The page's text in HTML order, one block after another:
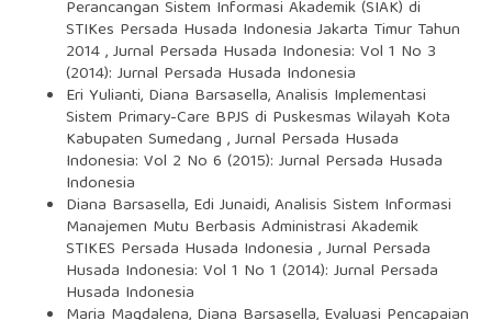
Perancangan Sistem Informasi Akademik (SIAK) di
STIKes Persada Husada Indonesia Jakarta Timur Tahun
2014,Jurnal Persada Husada Indonesia: Vol 1 No 3
(2014): Jurnal Persada Husada Indonesia
Eri Yulianti, Diana Barsasella,Analisis Implementasi
Sistem Primary-Care BPJS di Puskesmas Wilayah Kota
Kabupaten Sumedang ,Jurnal Persada Husada
Indonesia: Vol 2 No 6 (2015): Jurnal Persada Husada
Indonesia
Diana Barsasella, Edi Junaidi,Analisis Sistem Informasi
Manajemen Mutu Berbasis Administrasi Akademik
STIKES Persada Husada Indonesia ,Jurnal Persada
Husada Indonesia: Vol 1 No 1 (2014): Jurnal Persada
Husada Indonesia